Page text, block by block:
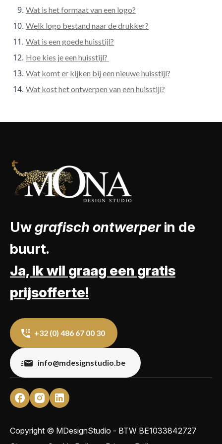
Wat is het formaat van een logo?
Welk logo bestand naar de drukker?
Wat is een goede huisstijl?
Hoe kies je een huisstijl?
Wat komt er kijken bij een nieuwe huisstijl?
Wat kost het ontwerpen van een huisstijl?
Uwgrafisch ontwerperin de
buurt.
Ja, ik wil graag een gratis
prijsofferte!
+32 (0) 486 67 00 30
info@mdesignstudio.be
Copyright © MDesignStudio - BTW BE1033842727